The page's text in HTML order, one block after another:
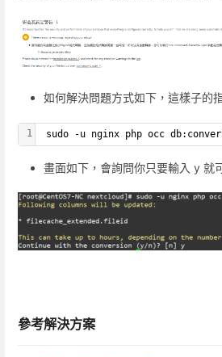
如何解決問題方式如下，這樣子的
1 sudo -u nginx php occ
畫面如下，會詢問你只要輸入 y 就
參考解決方案